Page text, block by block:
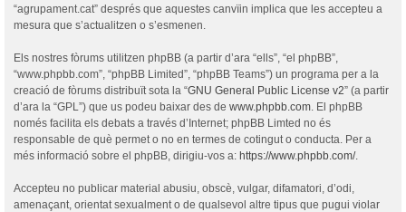
“agrupament.cat” després que aquestes canvïin implica que les accepteu a
mesura que s’actualitzen o s’esmenen.
Els nostres fòrums utilitzen phpBB (a partir d’ara “ells”, “el phpBB”,
“www.phpbb.com”, “phpBB Limited”, “phpBB Teams”) un programa per a la
creació de fòrums distribuït sota la “GNU General Public License v2” (a partir
d’ara la “GPL”) que us podeu baixar des de www.phpbb.com . El phpBB
només facilita els debats a través d’Internet; phpBB Limted no és
responsable de què permet o no en termes de cotingut o conducta. Per a
més informació sobre el phpBB, dirigiu-vos a: https://www.phpbb.com/.
Accepteu no publicar material abusiu, obscè, vulgar, difamatori, d’odi,
amenaçant, orientat sexualment o de qualsevol altre tipus que pugui violar